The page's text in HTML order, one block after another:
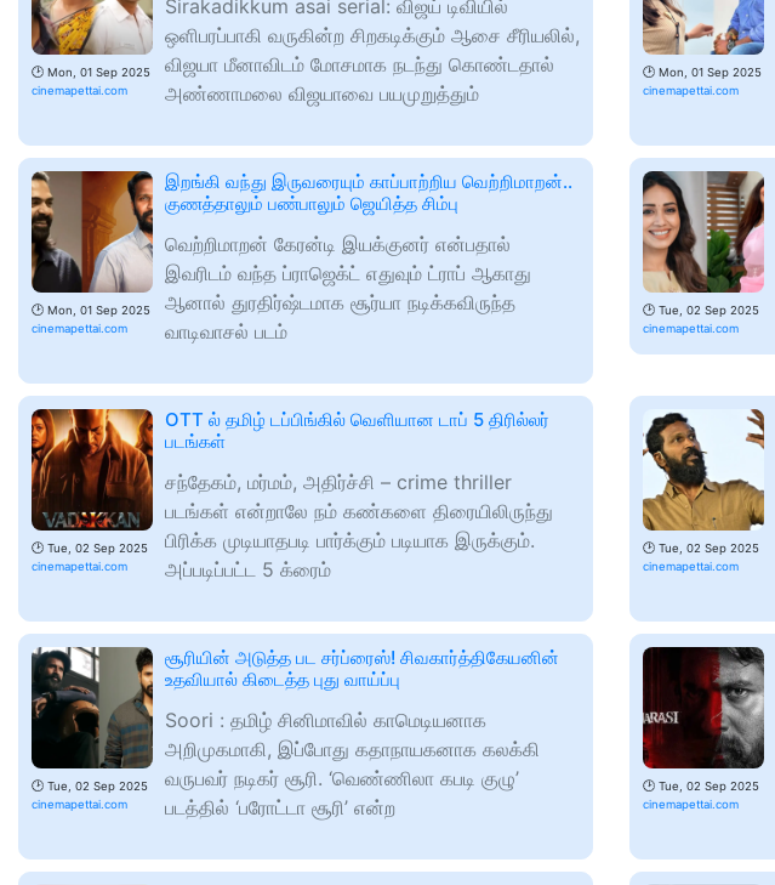
🕑 Mon, 01 Sep 2025
cinemapettai.com
Sirakadikkum asai serial: விஜய் டிவியில்
ஒளிபரப்பாகி வருகின்ற சிறகடிக்கும் ஆசை சீரியலில்,
விஜயா மீனாவிடம் மோசமாக நடந்து கொண்டதால்
அண்ணாமலை விஜயாவை பயமுறுத்தும்
🕑 Mon, 01 Sep 2025
cinemapettai.com
🕑 Mon, 01 Sep 2025
cinemapettai.com
இறங்கி வந்து இருவரையும் காப்பாற்றிய வெற்றிமாறன்..
குணத்தாலும் பண்பாலும் ஜெயித்த சிம்பு
வெற்றிமாறன் கேரன்டி இயக்குனர் என்பதால்
இவரிடம் வந்த ப்ராஜெக்ட் எதுவும் ட்ராப் ஆகாது
ஆனால் துரதிர்ஷ்டமாக சூர்யா நடிக்கவிருந்த
வாடிவாசல் படம்
🕑 Tue, 02 Sep 2025
cinemapettai.com
🕑 Tue, 02 Sep 2025
cinemapettai.com
OTT ல் தமிழ் டப்பிங்கில் வெளியான டாப் 5 திரில்லர்
படங்கள்
சந்தேகம், மர்மம், அதிர்ச்சி – crime thriller
படங்கள் என்றாலே நம் கண்களை திரையிலிருந்து
பிரிக்க முடியாதபடி பார்க்கும் படியாக இருக்கும்.
அப்படிப்பட்ட 5 க்ரைம்
🕑 Tue, 02 Sep 2025
cinemapettai.com
🕑 Tue, 02 Sep 2025
cinemapettai.com
சூரியின் அடுத்த பட சர்ப்ரைஸ்! சிவகார்த்திகேயனின்
உதவியால் கிடைத்த புது வாய்ப்பு
Soori : தமிழ் சினிமாவில் காமெடியனாக
அறிமுகமாகி, இப்போது கதாநாயகனாக கலக்கி
வருபவர் நடிகர் சூரி. ‘வெண்ணிலா கபடி குழு’
படத்தில் ‘பரோட்டா சூரி’ என்ற
🕑 Tue, 02 Sep 2025
cinemapettai.com